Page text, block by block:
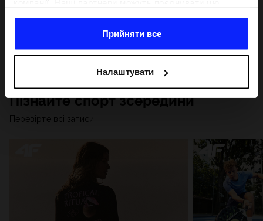
отримують у результаті використання вами їхніх
послуг.З вашої згоди ми також можемо ділитися
з метою націлювання та покращення відображення
відповідної онлайн-реклами, проведення аналітики,
відповідності вмісту та вдосконалення рішень, які
пропонують наші партнери (наприклад, соціальні
мережі). Детальну інформацію можна знайти в нашій
та в розділі «Деталі».
Прийняти все
Налаштувати
Пізнайте спорт зсередини
Перевірте всі записи